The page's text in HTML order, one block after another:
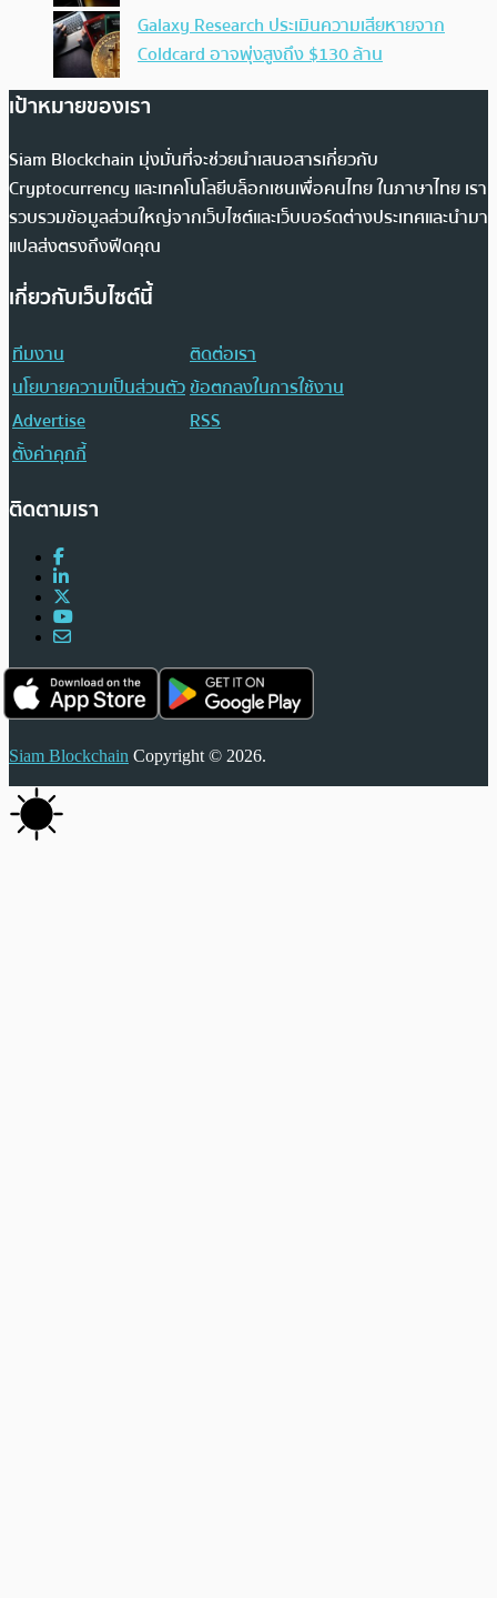
Galaxy Research ประเมินความเสียหายจาก
Coldcard อาจพุ่งสูงถึง $130 ล้าน
เป้าหมายของเรา
Siam Blockchain มุ่งมั่นที่จะช่วยนำเสนอสารเกี่ยวกับ
Cryptocurrency และเทคโนโลยีบล็อกเชนเพื่อคนไทย ในภาษาไทย เรา
รวบรวมข้อมูลส่วนใหญ่จากเว็บไซต์และเว็บบอร์ดต่างประเทศและนำมา
แปลส่งตรงถึงฟีดคุณ
เกี่ยวกับเว็บไซต์นี้
ทีมงาน
ติดต่อเรา
นโยบายความเป็นส่วนตัวข้อตกลงในการใช้งาน
Advertise
RSS
ตั้งค่าคุกกี้
ติดตามเรา
Siam Blockchain Copyright © 2026.